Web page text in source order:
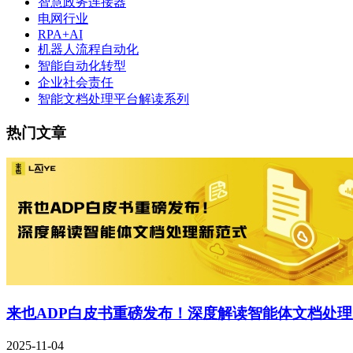
电网行业
RPA+AI
机器人流程自动化
智能自动化转型
企业社会责任
智能文档处理平台解读系列
热门文章
来也ADP白皮书重磅发布！深度解读智能体文档处
2025-11-04